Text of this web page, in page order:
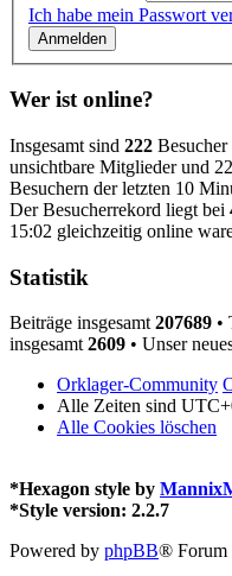
Ich habe mein Passwort
Wer ist online?
Insgesamt sind 222
unsichtbare Mitglieder und
Besuchern der letzten 10
Der Besucherrekord liegt bei
15:02 gleichzeitig online
Statistik
Beiträge insgesamt 207689 •
insgesamt 2609 • Unser
Orklager-Community
Alle Zeiten sind
Alle Cookies löschen
*Hexagon style by
*Style version: 2.2.7
Powered by phpBB® Forum